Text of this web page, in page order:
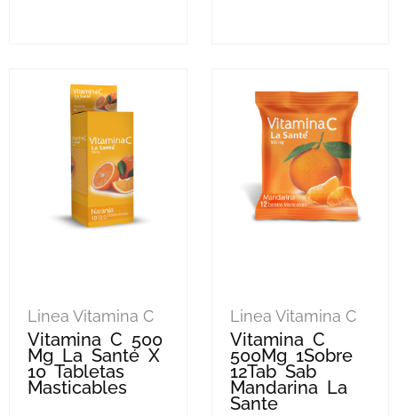
Linea Vitamina C
Vitamina C 500
Mg La Santé X
10 Tabletas
Masticables
Linea Vitamina C
Vitamina C
500Mg 1Sobre
12Tab Sab
Mandarina La
Sante